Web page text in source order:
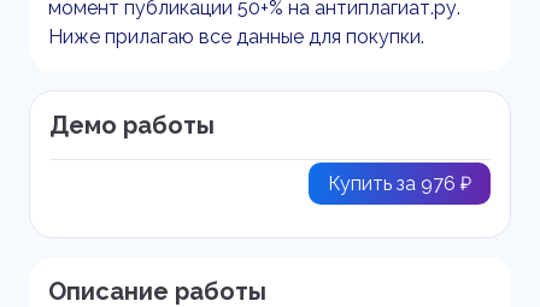
момент публикации 50+% на антиплагиат.ру.
Ниже прилагаю все данные для покупки.
Демо работы
Купить за 976 ₽
Описание работы